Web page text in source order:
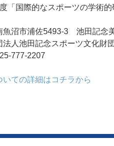
「国際的なスポーツの学術的
魚沼市浦佐5493-3 池田記念
法人池田記念スポーツ文化財団
777-2207
いての詳細はコチラから